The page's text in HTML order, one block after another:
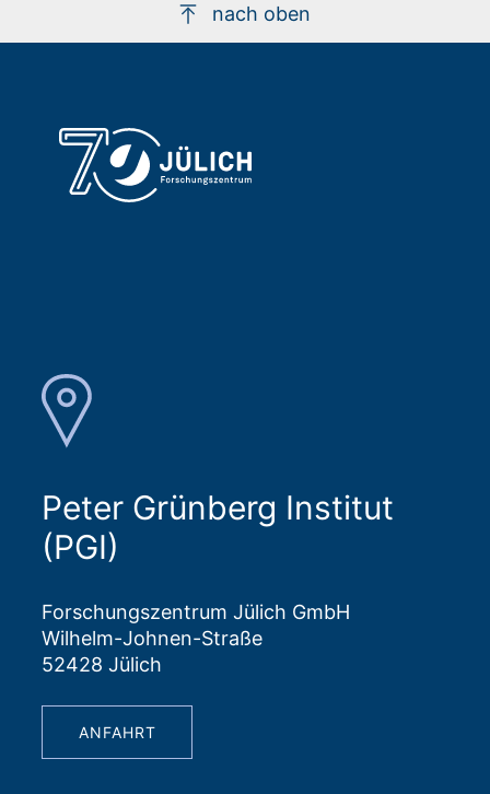
nach oben
Peter Grünberg Institut
(PGI)
Forschungszentrum Jülich GmbH
Wilhelm-Johnen-Straße
52428 Jülich
ANFAHRT